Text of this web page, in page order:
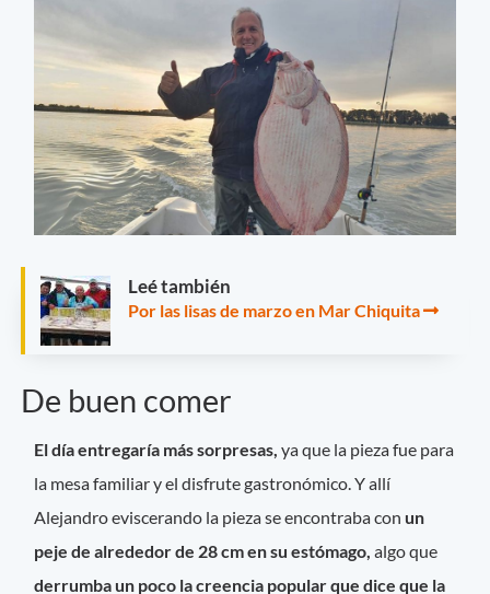
Leé también
Por las lisas de marzo en Mar Chiquita
De buen comer
El día entregaría más sorpresas,ya que la pieza fue para
la mesa familiar y el disfrute gastronómico. Y allí
Alejandro eviscerando la pieza se encontraba con un
peje de alrededor de 28 cm en su estómago, algo que
derrumba un poco la creencia popular que dice que la